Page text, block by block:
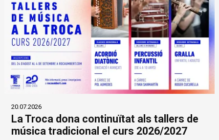
20.07.2026
La Troca dona continuïtat als tallers de
música tradicional el curs 2026/2027